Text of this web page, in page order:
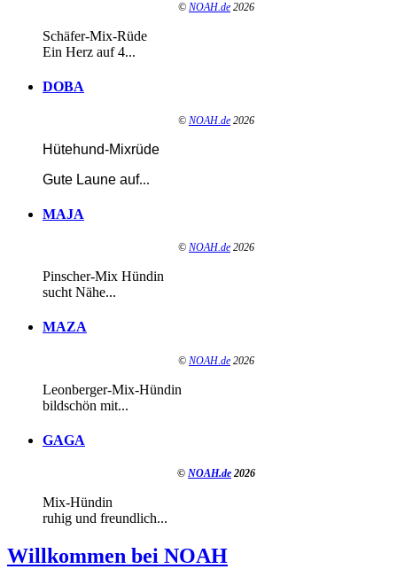
© NOAH.de 2026
Schäfer-Mix-Rüde
Ein Herz auf 4...
DOBA
© NOAH.de 2026
Hütehund-Mixrüde
Gute Laune auf...
MAJA
© NOAH.de 2026
Pinscher-Mix Hündin
sucht Nähe...
MAZA
© NOAH.de 2026
Leonberger-Mix-Hündin
bildschön mit...
GAGA
© NOAH.de 2026
Mix-Hündin
ruhig und freundlich...
Willkommen bei NOAH